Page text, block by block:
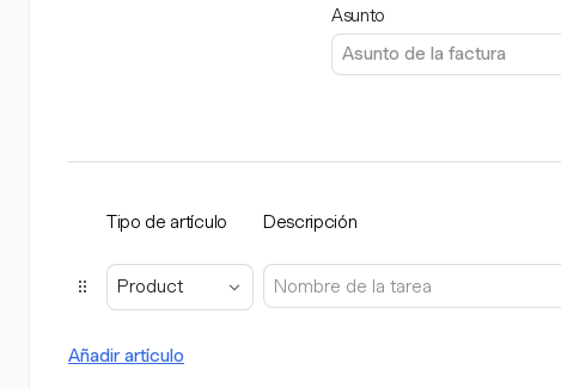
Asunto
Tipo de artículo Descripción
Product
Añadir artículo